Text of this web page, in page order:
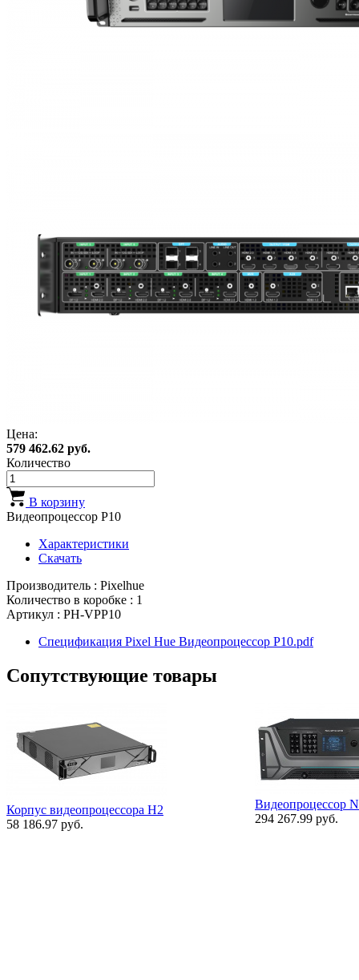
Цена:
579 462.62 руб.
Количество
В корзину
Видеопроцессор P10
Характеристики
Скачать
Производитель : Pixelhue
Количество в коробке : 1
Артикул : PH-VPP10
Спецификация Pixel Hue Видеопроцессор P10.pdf
Сопутствующие товары
Корпус видеопроцессора H2
58 186.97 руб.
Видеопроцессор
294 267.99 руб.